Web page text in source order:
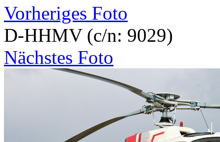
Vorheriges Foto
D-HHMV (c/n: 9029)
Nächstes Foto